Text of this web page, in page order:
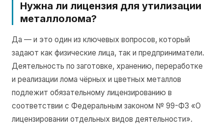
Нужна ли лицензия для утилизации
металлолома?
Да — и это один из ключевых вопросов, который
задают как физические лица, так и предприниматели.
Деятельность по заготовке, хранению, переработке
и реализации лома чёрных и цветных металлов
подлежит обязательному лицензированию в
соответствии с Федеральным законом № 99-ФЗ «О
лицензировании отдельных видов деятельности».